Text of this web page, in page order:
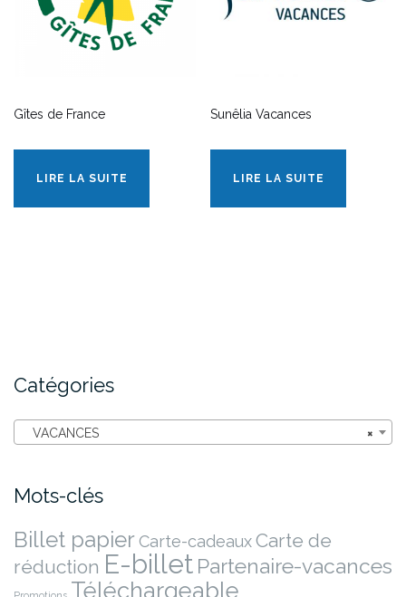
Gîtes de France
LIRE LA SUITE
Sunêlia Vacances
LIRE LA SUITE
Catégories
×
VACANCES
Mots-clés
Billet papier Carte-cadeauxCarte de
réduction E-billet Partenaire-vacances
Téléchargeable